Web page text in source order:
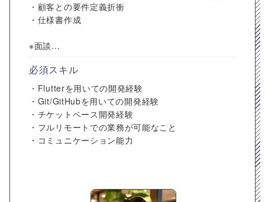
・顧客との要件定義折衝
・仕様書作成
※面談...
必須スキル
・Flutterを用いての開発経験
・Git/GitHubを用いての開発経験
・チケットベース開発経験
・フルリモートでの業務が可能なこと
・コミュニケーション能力